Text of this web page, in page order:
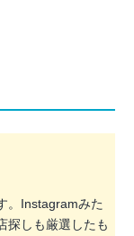
。Instagramみた
探しも厳選したも